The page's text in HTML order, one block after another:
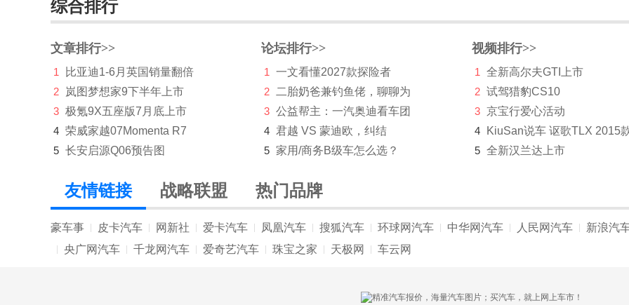
综合排行
文章排行>>
1
比亚迪1-6月英国销量翻倍
2
岚图梦想家9下半年上市
3 极氪9X五座版7月底上市
4 荣威家越07Momenta R7
5 长安启源Q06预告图
论坛排行>>
1
一文看懂2027款探险者
2
二胎奶爸兼钓鱼佬，聊聊为
3 公益帮主：一汽奥迪看车团
4 君越 VS 蒙迪欧，纠结
5 家用/商务B级车怎么选？
视频排行>>
1
全新高尔夫GTI上市
2 试驾猎豹CS10
3 京宝行爱心活动
4
KiuSan说车 讴歌TLX 2015
5 全新汉兰达上市
友情链接 战略联盟 热门品牌
豪车事 皮卡汽车 网新社 爱卡汽车 凤凰汽车 搜狐汽车 环球网汽车 中华网汽车 人民网汽车 新浪汽
央广网汽车 千龙网汽车 爱奇艺汽车 珠宝之家 天极网 车云网